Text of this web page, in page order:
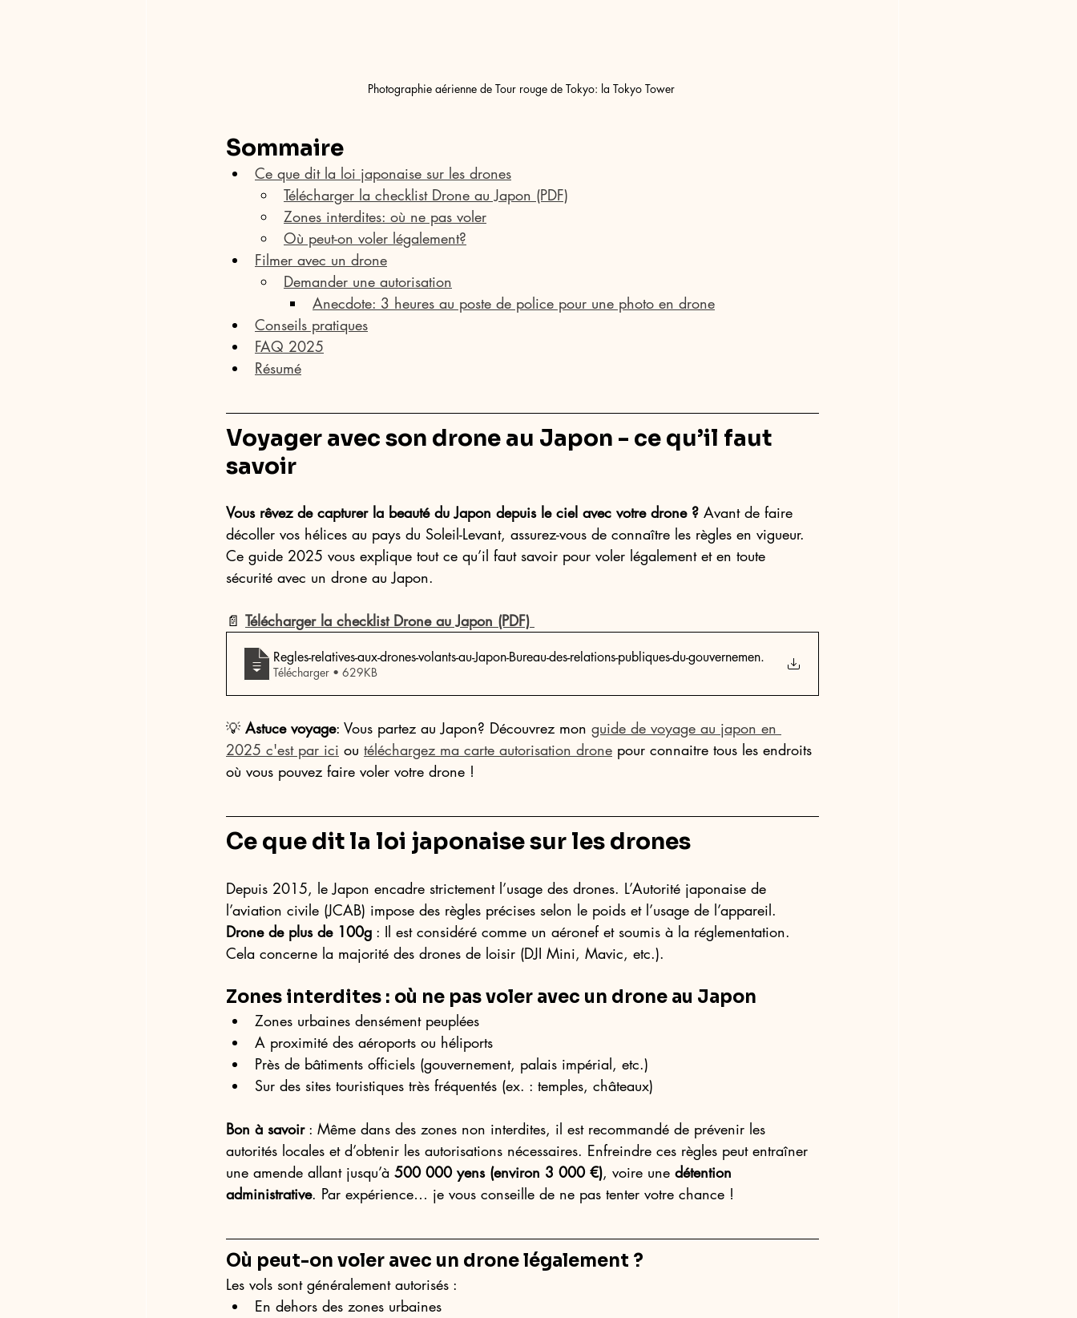
Photographie aérienne de Tour rouge de Tokyo: la Tokyo Tower
Sommaire
Ce que dit la loi japonaise sur les drones
Télécharger la checklist Drone au Japon (PDF)
Zones interdites: où ne pas voler
Où peut-on voler légalement?
Filmer avec un drone
Demander une autorisation
Anecdote: 3 heures au poste de police pour une photo en drone
Conseils pratiques
FAQ 2025
Résumé
Voyager avec son drone au Japon - ce qu’il faut
savoir
Vous rêvez de capturer la beauté du Japon depuis le ciel avec votre drone ? Avant de faire
décoller vos hélices au pays du Soleil-Levant, assurez-vous de connaître les règles en vigueur.
Ce guide 2025 vous explique tout ce qu’il faut savoir pour voler légalement et en toute
sécurité avec un drone au Japon.
📄 Télécharger la checklist Drone au Japon (PDF)
Regles-relatives-aux-drones-volants-au-Japon-Bureau-des-relations-publiques-du-gouvernemen.
Télécharger • 629KB
💡 Astuce voyage: Vous partez au Japon? Découvrez mon guide de voyage au japon en
2025 c'est par ici ou téléchargez ma carte autorisation drone pour connaitre tous les endroits
où vous pouvez faire voler votre drone !
Ce que dit la loi japonaise sur les drones
Depuis 2015, le Japon encadre strictement l’usage des drones. L’Autorité japonaise de
l’aviation civile (JCAB) impose des règles précises selon le poids et l’usage de l’appareil.
Drone de plus de 100g : Il est considéré comme un aéronef et soumis à la réglementation.
Cela concerne la majorité des drones de loisir (DJI Mini, Mavic, etc.).
Zones interdites : où ne pas voler avec un drone au Japon
Zones urbaines densément peuplées
A proximité des aéroports ou héliports
Près de bâtiments officiels (gouvernement, palais impérial, etc.)
Sur des sites touristiques très fréquentés (ex. : temples, châteaux)
Bon à savoir : Même dans des zones non interdites, il est recommandé de prévenir les
autorités locales et d’obtenir les autorisations nécessaires. Enfreindre ces règles peut entraîner
une amende allant jusqu’à 500 000 yens (environ 3 000 €), voire une détention
administrative. Par expérience… je vous conseille de ne pas tenter votre chance !
Où peut-on voler avec un drone légalement ?
Les vols sont généralement autorisés :
En dehors des zones urbaines